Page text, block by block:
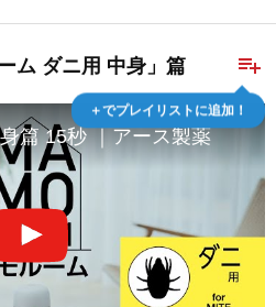
playlist_add
＋でプレイリストに追加！
ム ダニ用 中身」篇
篇 15秒 ｜アース製薬